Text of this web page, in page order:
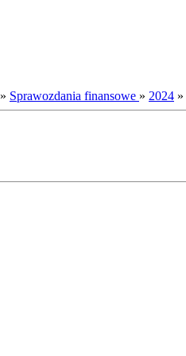
» Sprawozdania finansowe » 2024 »